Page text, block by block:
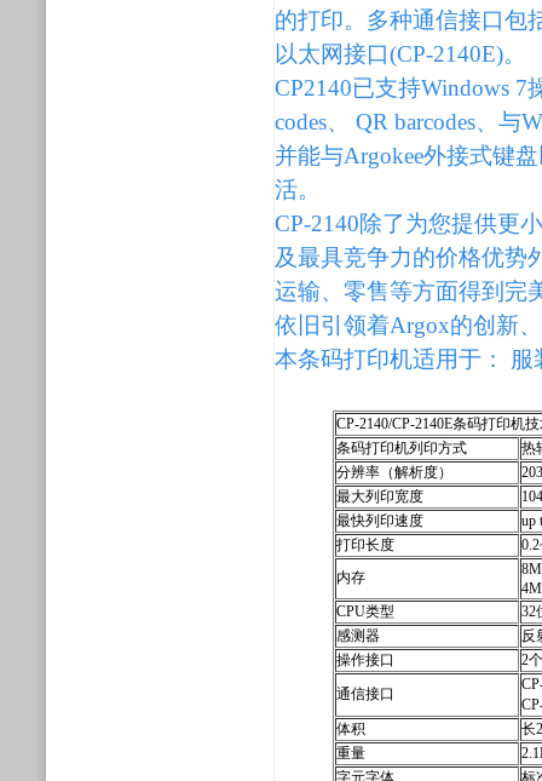
的打印。多种通信接口包
以太网接口(CP-2140E)。
CP2140已支持Windows 7
codes、 QR barcodes、与
并能与Argokee外接式键
活。
CP-2140除了为您提供更
及最具竞争力的价格优势
运输、零售等方面得到完
依旧引领着Argox的创新
本条码打印机适用于：
CP-2140/CP-2140E条码打印机
条码打印机列印方式
热
分辨率（解析度）
最大列印宽度
最快列印速度
up
打印长度
内存
CPU类型
32
感测器
反
操作接口
2
通信接口
体积
长
重量
字元字体
标